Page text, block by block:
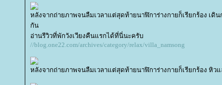
หลังจากถ่ายภาพจนลืมเวลาแต่สุดท้ายนาฬิการ่างกายก็เรียกร้อง เดิ
กัน
อ่านรีวิวที่พักวังเวียงคืนแรกได้ที่นี่นะครับ
//blog.one22.com/archives/category/relax/villa_namsong
หลังจากถ่ายภาพจนลืมเวลาแต่สุดท้ายนาฬิการ่างกายก็เรียกร้อง หิวแ